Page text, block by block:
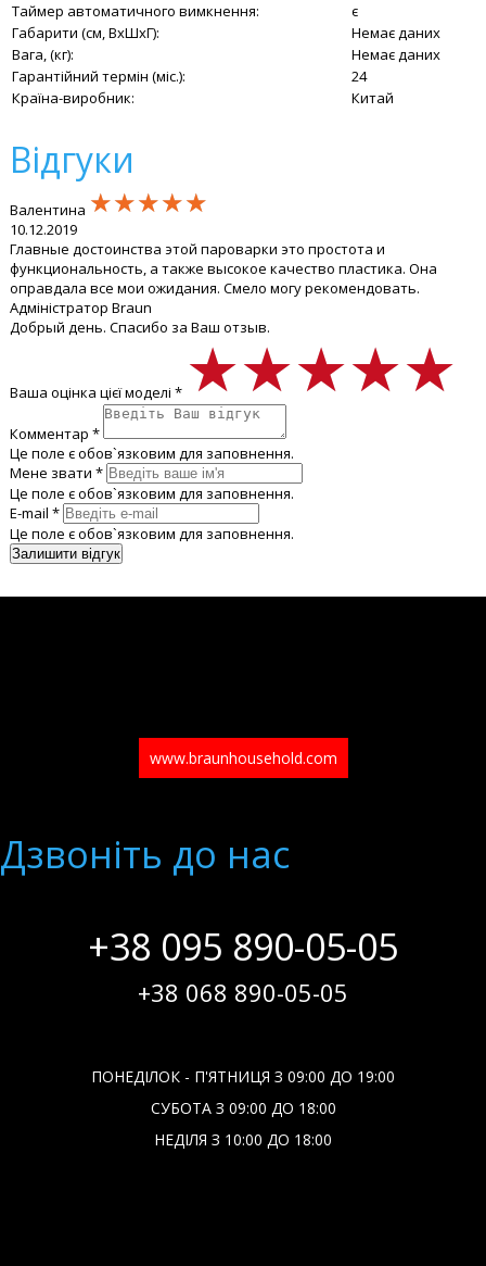
Таймер автоматичного вимкнення:
є
Габарити (см, ВхШхГ):
Немає даних
Вага, (кг):
Немає даних
Гарантійний термін (міс.):
24
Країна-виробник:
Китай
Відгуки
Валентина ★★★★★
★★★★★
★★★★★
10.12.2019
Главные достоинства этой пароварки это простота и
функциональность, а также высокое качество пластика. Она
оправдала все мои ожидания. Смело могу рекомендовать.
Адміністратор Braun
Добрый день. Спасибо за Ваш отзыв.
Ваша оцінка цієї моделі * ★★★★★
★★★★★
★★★★★
Комментар *
Це поле є обов`язковим для заповнення.
Мене звати *
Це поле є обов`язковим для заповнення.
E-mail *
Це поле є обов`язковим для заповнення.
www.braunhousehold.com
Дзвонiть до нас
+38 095 890-05-05
+38 068 890-05-05
ПОНЕДІЛОК - П'ЯТНИЦЯ З 09:00 ДО 19:00
СУБОТА З 09:00 ДО 18:00
НЕДІЛЯ З 10:00 ДО 18:00